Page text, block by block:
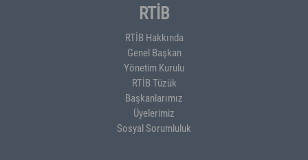
RTİB
RTİB Hakkında
Genel Başkan
Yönetim Kurulu
RTİB Tüzük
Başkanlarımız
Üyelerimiz
Sosyal Sorumluluk